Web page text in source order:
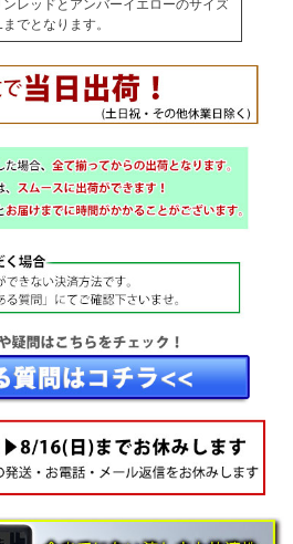
レッドとアンバーイエローのサイズ
でとなります。